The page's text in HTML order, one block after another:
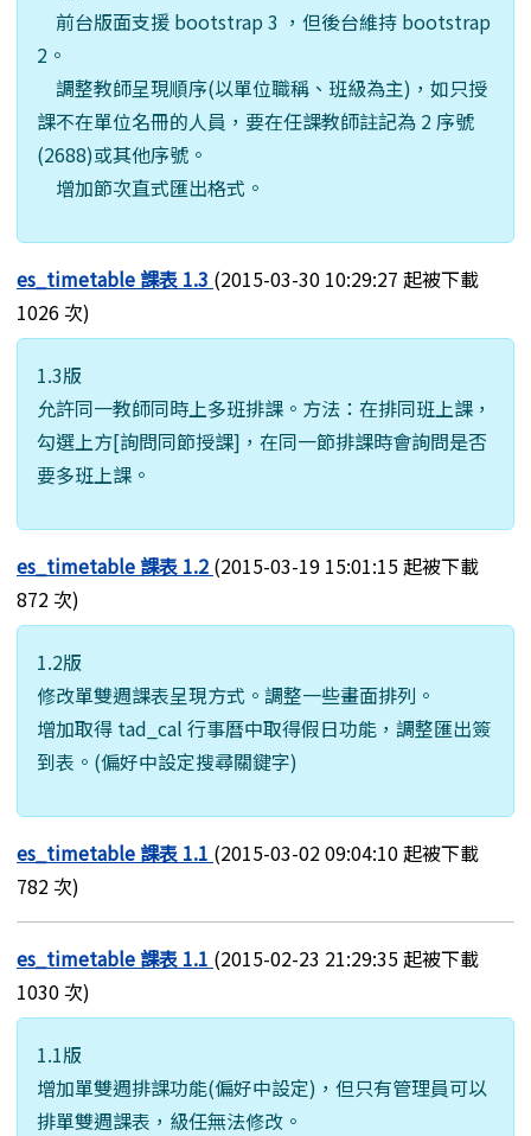
前台版面支援 bootstrap 3 ，但後台維持 bootstrap
2。
調整教師呈現順序(以單位職稱、班級為主)，如只授
課不在單位名冊的人員，要在任課教師註記為 2 序號
(2688)或其他序號。
增加節次直式匯出格式。
es_timetable 課表 1.3 (2015-03-30 10:29:27 起被下載
1026 次)
1.3版
允許同一教師同時上多班排課。方法：在排同班上課，
勾選上方[詢問同節授課]，在同一節排課時會詢問是否
要多班上課。
es_timetable 課表 1.2 (2015-03-19 15:01:15 起被下載
872 次)
1.2版
修改單雙週課表呈現方式。調整一些畫面排列。
增加取得 tad_cal 行事曆中取得假日功能，調整匯出簽
到表。(偏好中設定搜尋關鍵字)
es_timetable 課表 1.1 (2015-03-02 09:04:10 起被下載
782 次)
es_timetable 課表 1.1 (2015-02-23 21:29:35 起被下載
1030 次)
1.1版
增加單雙週排課功能(偏好中設定)，但只有管理員可以
排單雙週課表，級任無法修改。